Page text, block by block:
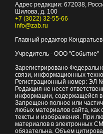
Адрес редакции: 672038 ,
Шилова, д. 100
+7 (3022) 32-55-66
info@zab.ru
Главный редактор
Учредитель - ООО "Событие"
Зарегистрировано
связи, информационных
Регистрационный номер: ЭЛ
Редакция не несет
информации, содержащейся
Запрещено полное или
любых материалов сайта, как
тексты и изображения. При
материалов в электронных
обязательна. Объем